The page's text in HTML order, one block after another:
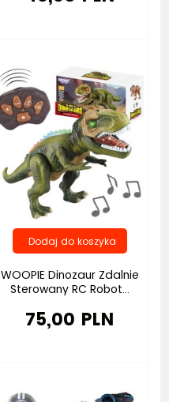
WOOPIE Dinozaur Zdalnie
Sterowany RC Robot...
75,00 PLN